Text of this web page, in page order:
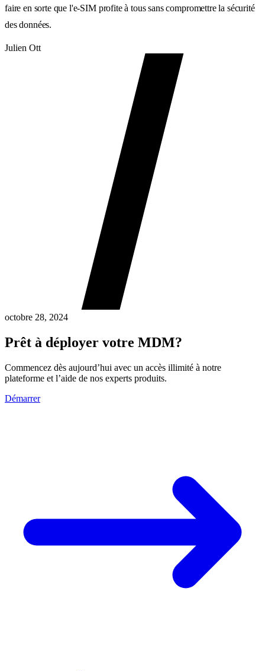
faire en sorte que l'e-SIM profite à tous sans compromettre la sécurité
des données.
Julien Ott
octobre 28, 2024
Prêt à déployer votre MDM?
Commencez dès aujourd’hui avec un accès illimité à notre
plateforme et l’aide de nos experts produits.
Démarrer